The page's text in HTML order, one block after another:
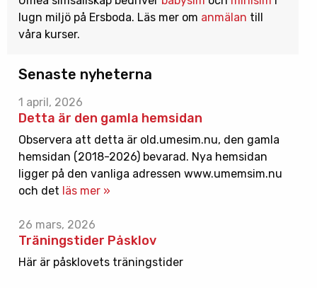
lugn miljö på Ersboda. Läs mer om anmälan till
våra kurser.
Senaste nyheterna
1 april, 2026
Detta är den gamla hemsidan
Observera att detta är old.umesim.nu, den gamla
hemsidan (2018-2026) bevarad. Nya hemsidan
ligger på den vanliga adressen www.umemsim.nu
och det läs mer »
26 mars, 2026
Träningstider Påsklov
Här är påsklovets träningstider